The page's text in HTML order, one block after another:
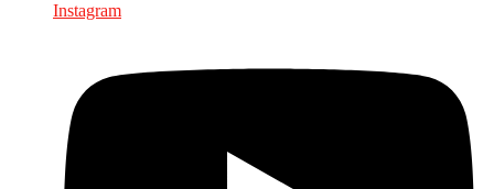
Instagram